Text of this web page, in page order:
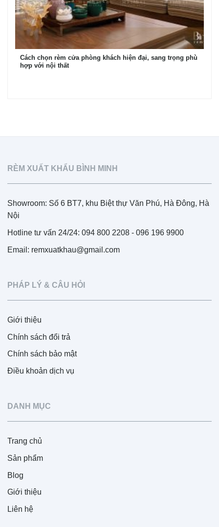
Cách chọn rèm cửa phòng khách hiện đại, sang trọng phù
hợp với nội thất
RÈM XUẤT KHẨU BÌNH MINH
Showroom: Số 6 BT7, khu Biệt thự Văn Phú, Hà Đông, Hà
Nội
Hotline tư vấn 24/24: 094 800 2208 - 096 196 9900
Email: remxuatkhau@gmail.com
PHÁP LÝ & CÂU HỎI
Giới thiệu
Chính sách đổi trả
Chính sách bảo mật
Điều khoản dịch vụ
DANH MỤC
Trang chủ
Sản phẩm
Blog
Giới thiệu
Liên hệ